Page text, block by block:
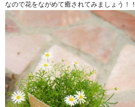
なので花をながめて癒されてみましょう！！